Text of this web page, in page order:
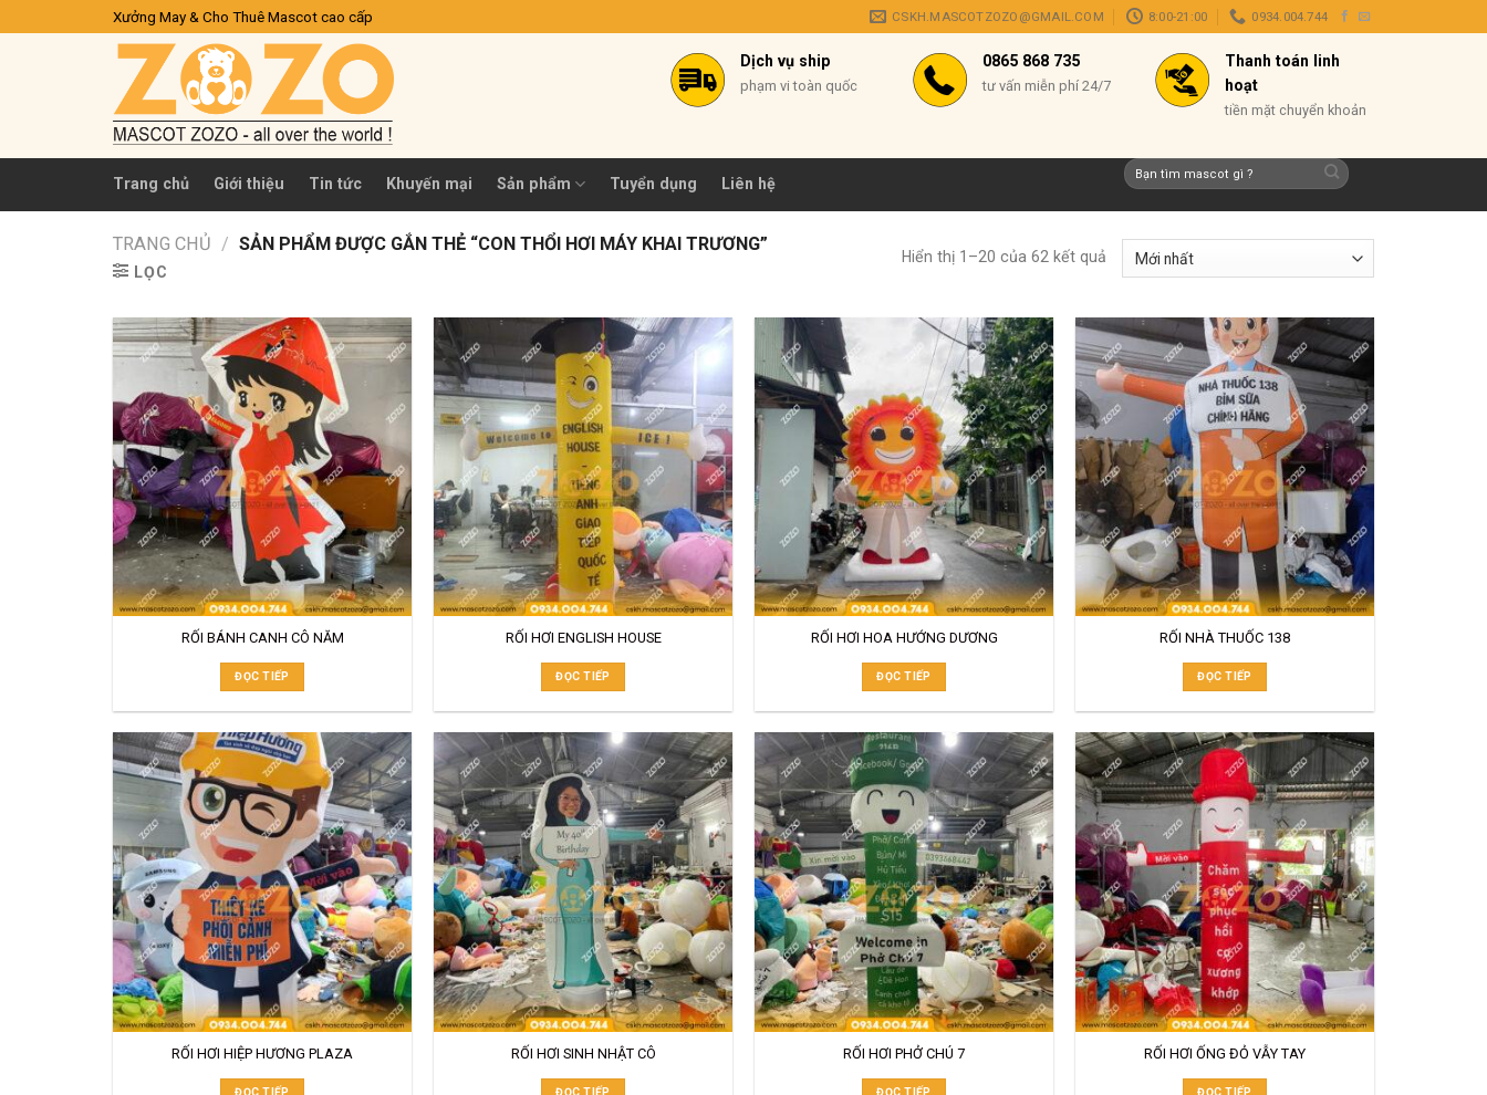
to
Xưởng May & Cho Thuê Mascot cao cấp CSKH.MASCOTZOZO@GMAIL.COM 8:00-21:00 0934.004.744
Dịch vụ ship
phạm vi toàn quốc
0865 868 735
tư vấn miễn phí 24/7
Thanh toán linh
hoạt
tiền mặt chuyển khoản
Trang chủ Giới thiệu Tin tức Khuyến mại Sản phẩm Tuyển dụng Liên hệ
Tìm
kiếm:
TRANG CHỦ / SẢN PHẨM ĐƯỢC GẮN THẺ “CON THỔI HƠI MÁY KHAI TRƯƠNG”
LỌC
Hiển thị 1–20 của 62 kết quả
RỐI BÁNH CANH CÔ NĂM
ĐỌC TIẾP
RỐI HƠI ENGLISH HOUSE
ĐỌC TIẾP
RỐI HƠI HOA HƯỚNG DƯƠNG
ĐỌC TIẾP
RỐI NHÀ THUỐC 138
ĐỌC TIẾP
RỐI HƠI HIỆP HƯƠNG PLAZA
ĐỌC TIẾP
RỐI HƠI SINH NHẬT CÔ
ĐỌC TIẾP
RỐI HƠI PHỞ CHÚ 7
ĐỌC TIẾP
RỐI HƠI ỐNG ĐỎ VẪY TAY
ĐỌC TIẾP